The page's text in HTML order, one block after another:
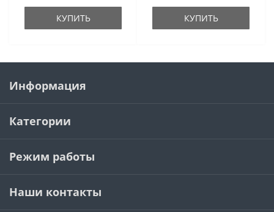
КУПИТЬ КУПИТЬ
Информация
Категории
Режим работы
Наши контакты